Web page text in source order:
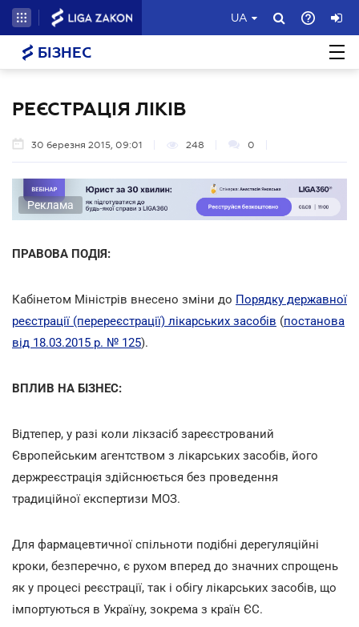
UA
БІЗНЕС
РЕЄСТРАЦІЯ ЛІКІВ
30 березня 2015, 09:01 248 0
Реклама
ПРАВОВА ПОДІЯ:
Кабінетом Міністрів внесено зміни до Порядку державної
реєстрації (перереєстрації) лікарських засобів (постанова
від 18.03.2015 р. № 125).
ВПЛИВ НА БІЗНЕС:
Відтепер, у разі коли лікзасіб зареєстрований
Європейським агентством з лікарських засобів, його
держреєстрація здійснюється без проведення
традиційної експертизи МОЗ.
Для фармацевтичної спільноти подібні дерегуляційні
кроки, безперечно, є рухом вперед до значних спрощень
як у процесі реєстрації, так і обігу лікарських засобів, що
імпортуються в Україну, зокрема з країн ЄС.